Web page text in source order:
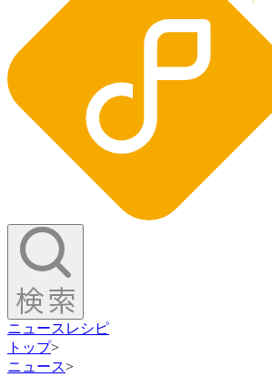
ニュース レシピ
トップ>
ニュース>